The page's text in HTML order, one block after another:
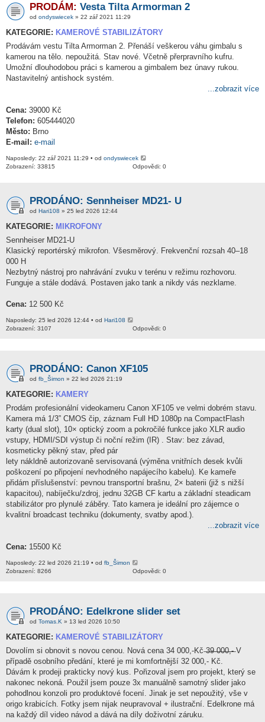
PRODÁM: Vesta Tilta Armorman 2
od ondyswiecek » 22 zář 2021 11:29
KATEGORIE: KAMEROVÉ STABILIZÁTORY
Prodávám vestu Tilta Armorman 2. Přenáší veškerou váhu gimbalu s
kamerou na tělo. nepoužitá. Stav nové. Včetně přerpravního kufru.
Umožní dlouhodobou práci s kamerou a gimbalem bez únavy rukou.
Nastavitelný antishock systém.
...zobrazit více
Cena: 39000 Kč
Telefon: 605444020
Město: Brno
E-mail: e-mail
Naposledy: 22 zář 2021 11:29 • od ondyswiecek
Odpovědi: 0
Zobrazení: 33815
PRODÁNO: Sennheiser MD21- U
od Hari108 » 25 led 2026 12:44
KATEGORIE: MIKROFONY
Sennheiser MD21-U
Klasický reportérský mikrofon. Všesměrový. Frekvenční rozsah 40–18
000 H
Nezbytný nástroj pro nahrávání zvuku v terénu v režimu rozhovoru.
Funguje a stále dodává. Postaven jako tank a nikdy vás nezklame.
Cena: 12 500 Kč
Naposledy: 25 led 2026 12:44 • od Hari108
Odpovědi: 0
Zobrazení: 3107
PRODÁNO: Canon XF105
od fb_Šimon » 22 led 2026 21:19
KATEGORIE: KAMERY
Prodám profesionální videokameru Canon XF105 ve velmi dobrém stavu.
Kamera má 1/3” CMOS čip, záznam Full HD 1080p na CompactFlash
karty (dual slot), 10× optický zoom a pokročilé funkce jako XLR audio
vstupy, HDMI/SDI výstup či noční režim (IR) . Stav: bez závad,
kosmeticky pěkný stav, před pár
lety nákldně autorizovaně servisovaná (výměna vnitřních desek kvůli
poškození po připojení nevhodného napájecího kabelu). Ke kameře
přidám příslušenství: pevnou transportní brašnu, 2× baterii (již s nižší
kapacitou), nabíječku/zdroj, jednu 32GB CF kartu a základní steadicam
stabilizátor pro plynulé záběry. Tato kamera je ideální pro zájemce o
kvalitní broadcast techniku (dokumenty, svatby apod.).
...zobrazit více
Cena: 15500 Kč
Naposledy: 22 led 2026 21:19 • od fb_Šimon
Odpovědi: 0
Zobrazení: 8266
PRODÁNO: Edelkrone slider set
od Tomas.K » 13 led 2026 10:50
KATEGORIE: KAMEROVÉ STABILIZÁTORY
Dovolím si obnovit s novou cenou. Nová cena 34 000,-Kč ̶3̶9̶ ̶0̶0̶0̶,̶-̶ V
případě osobního předání, které je mi komfortnější 32 000,- Kč.
Dávám k prodeji prakticky nový kus. Pořizoval jsem pro projekt, který se
nakonec nekoná. Použil jsem pouze 3x manuálně samotný slider jako
pohodlnou konzoli pro produktové focení. Jinak je set nepoužitý, vše v
origo krabicích. Fotky jsem nijak neupravoval + ilustrační. Edelkrone má
na každý díl video návod a dává na díly doživotní záruku.